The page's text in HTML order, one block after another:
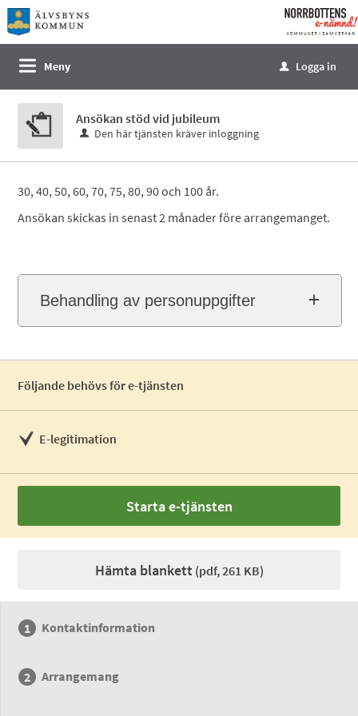
Välkommen
till
tjänster
Norrbottens
enämnd
Meny u Logga in
Ansökan stöd vid jubileum
Den här tjänsten kräver inloggning
30, 40, 50, 60, 70, 75, 80, 90 och 100 år.
Ansökan skickas in senast 2 månader före arrangemanget.
Behandling av personuppgifter
Följande behövs för e-tjänsten
E-legitimation
Starta e-tjänsten
Hämta blankett (pdf, 261 KB)
Kontaktinformation
Arrangemang